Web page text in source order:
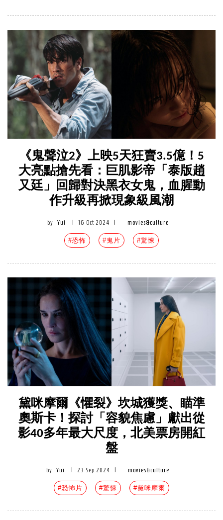
《鬼聲泣2》上映5天狂賣3.5億！5
大亮點搶先看：巨肌影帝「泰版趙
又廷」回歸對決黑衣女鬼，血腥動
作升級再掀現象級風潮
by Yui 16 Oct 2024 movies&culture
#恐怖 #鬼片 #驚悚
黛咪摩爾《懼裂》坎城獲獎、瞄準
奧斯卡！探討「容貌焦慮」獻出從
影40多年最大尺度，北美票房開紅
盤
by Yui 23 Sep 2024 movies&culture
#恐怖片 #驚悚 #黛咪摩爾